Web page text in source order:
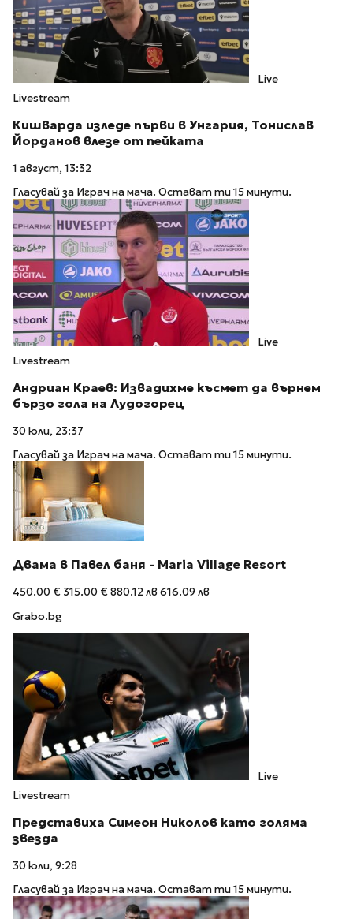
Live
Livestream
Кишварда изледе първи в Унгария, Тонислав
Йорданов влезе от пейката
1 август, 13:32
Гласувай за Играч на мача. Остават ти 15 минути.
Live
Livestream
Андриан Краев: Извадихме късмет да върнем
бързо гола на Лудогорец
30 юли, 23:37
Гласувай за Играч на мача. Остават ти 15 минути.
Двама в Павел баня - Maria Village Resort
450.00 € 315.00 €880.12 лв 616.09 лв
Grabo.bg
Live
Livestream
Представиха Симеон Николов като голяма
звезда
30 юли, 9:28
Гласувай за Играч на мача. Остават ти 15 минути.